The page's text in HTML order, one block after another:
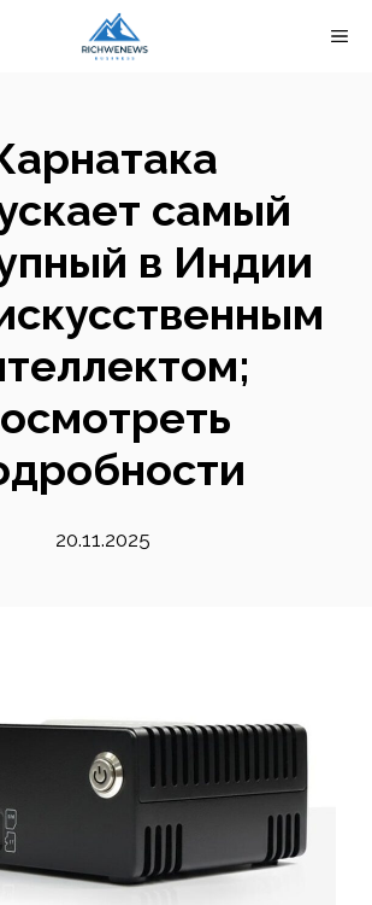
самый
в Индии
20.11.2025